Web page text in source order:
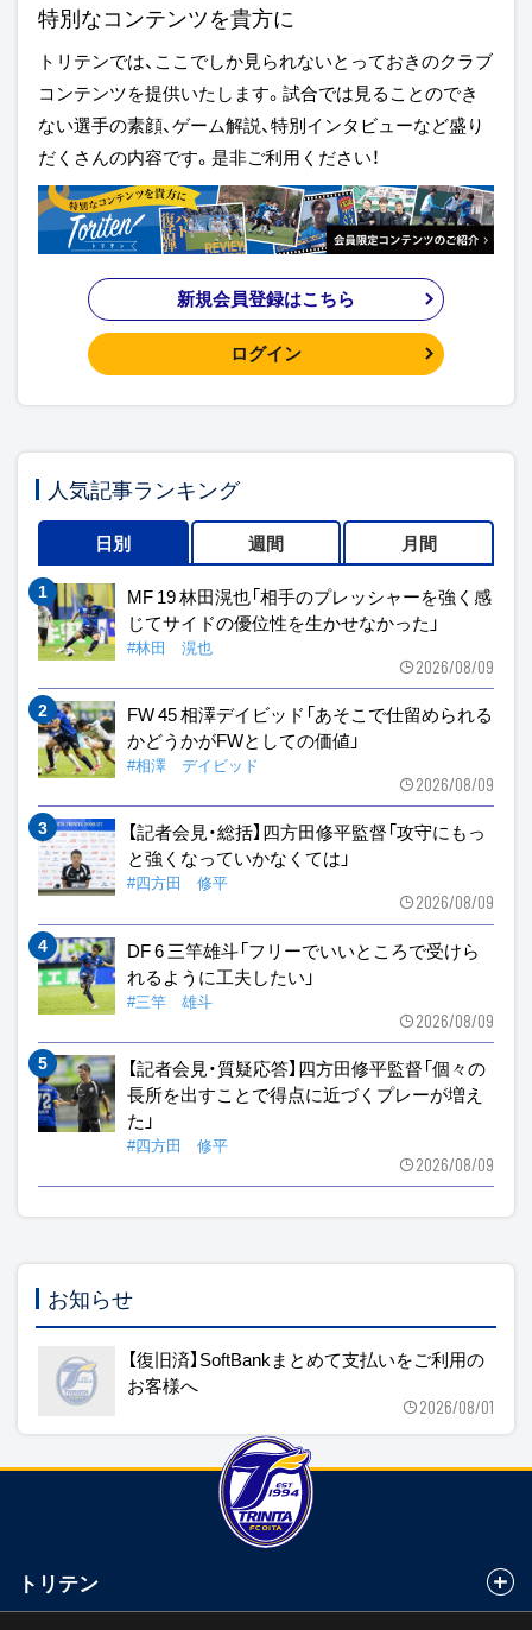
特別なコンテンツを貴方に
トリテンでは、ここでしか見られないとっておきのクラブ
コンテンツを提供いたします。試合では見ることのでき
ない選手の素顔、ゲーム解説、特別インタビューなど盛り
だくさんの内容です。是非ご利用ください！
新規会員登録はこちら
ログイン
人気記事ランキング
日別 週間 月間
MF 19 林田滉也「相手のプレッシャーを強く感
じてサイドの優位性を生かせなかった」
#林田 滉也
2026/08/09
FW 45 相澤デイビッド「あそこで仕留められる
かどうかがFWとしての価値」
#相澤 デイビッド
2026/08/09
【記者会見・総括】四方田修平監督「攻守にもっ
と強くなっていかなくては」
#四方田 修平
2026/08/09
DF 6 三竿雄斗「フリーでいいところで受けら
れるように工夫したい」
#三竿 雄斗
2026/08/09
【記者会見・質疑応答】四方田修平監督「個々の
長所を出すことで得点に近づくプレーが増え
た」
#四方田 修平
2026/08/09
お知らせ
【復旧済】SoftBankまとめて支払いをご利用の
お客様へ
2026/08/01
トリテン